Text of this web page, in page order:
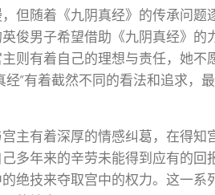
但随着《九阴真经》的传承问题
俊男子希望借助《九阴真经》的
则有着自己的理想与责任，她不
”有着截然不同的看法和追求，
主有着深厚的情感纠葛，在得知
多年来的辛劳未能得到应有的回
绝技来夺取宫中的权力。这一系